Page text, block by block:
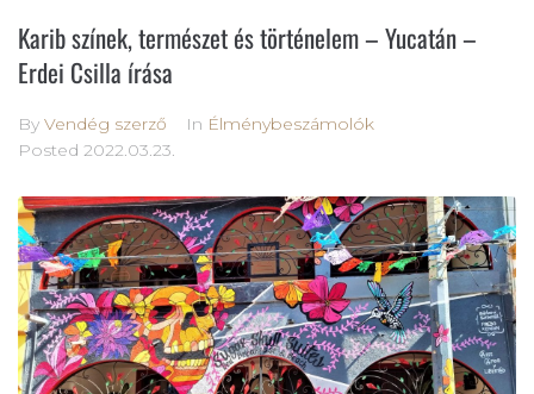
Karib színek, természet és történelem – Yucatán –
Erdei Csilla írása
By Vendég szerző In Élménybeszámolók
Posted 2022.03.23.